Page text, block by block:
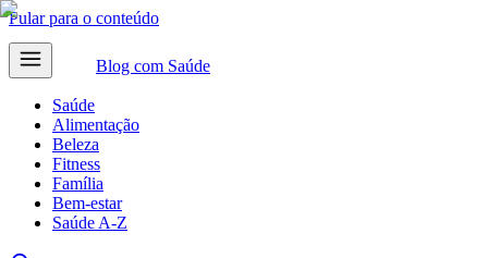
Pular para o conteúdo
Blog com Saúde
Saúde
Alimentação
Beleza
Fitness
Família
Bem-estar
Saúde A-Z